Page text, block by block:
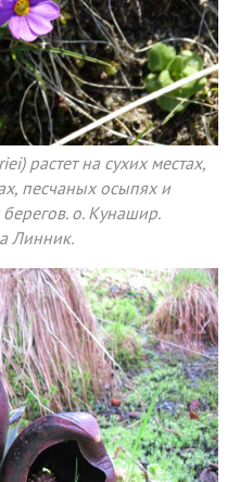
растет на сухих местах,
песчаных осыпях и
о. Кунашир.
Линник.